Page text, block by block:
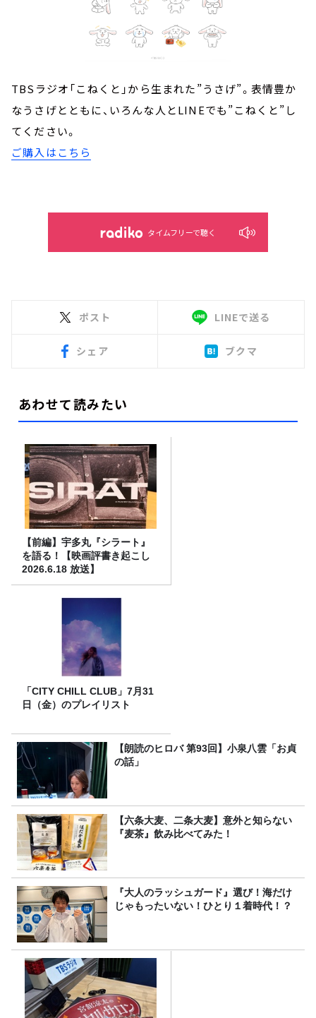
TBSラジオ「こねくと」から生まれた”うさげ”。表情豊か
なうさげとともに、いろんな人とLINEでも”こねくと”し
てください。
ご購入はこちら
タイムフリーで聴く
ポスト LINEで送る
シェア ブクマ
あわせて読みたい
【前編】宇多丸『シラート』
を語る！【映画評書き起こし
2026.6.18 放送】
「CITY CHILL CLUB」7月31
日（金）のプレイリスト
【朗読のヒロバ 第93回】小泉八雲「お貞
の話」
【六条大麦、二条大麦】意外と知らない
『麦茶』飲み比べてみた！
『大人のラッシュガード』選び！海だけ
じゃもったいない！ひとり１着時代！？